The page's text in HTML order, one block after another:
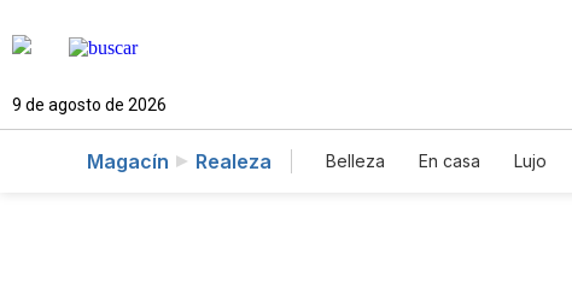
9 de agosto de 2026
Magacín Realeza Belleza En casa Lujo